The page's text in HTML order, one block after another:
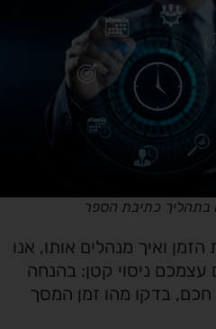
כתיבת הספר
ואיך מנהלים אותו, אנו
ניסוי קטן: בהנחה
בדקו מהו זמן המסך